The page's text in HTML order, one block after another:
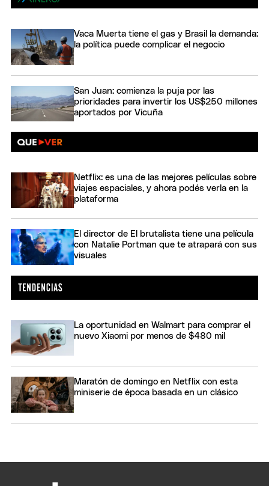
Vaca Muerta tiene el gas y Brasil la demanda:
la política puede complicar el negocio
San Juan: comienza la puja por las
prioridades para invertir los US$250 millones
aportados por Vicuña
Netflix: es una de las mejores películas sobre
viajes espaciales, y ahora podés verla en la
plataforma
El director de El brutalista tiene una película
con Natalie Portman que te atrapará con sus
visuales
La oportunidad en Walmart para comprar el
nuevo Xiaomi por menos de $480 mil
Maratón de domingo en Netflix con esta
miniserie de época basada en un clásico